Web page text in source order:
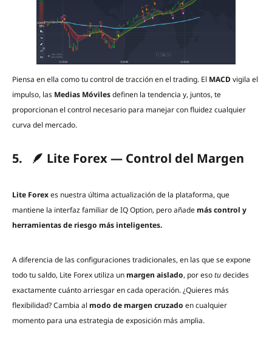
Piensa en ella como tu control de tracción en el trading. El MACD vigila el
impulso, las Medias Móvilesdefinen la tendencia y, juntos, te
proporcionan el control necesario para manejar con fluidez cualquier
curva del mercado.
5. 🪶 Lite Forex — Control del Margen
Lite Forexes nuestra última actualización de la plataforma, que
mantiene la interfaz familiar de IQ Option, pero añademás control y
herramientas de riesgo más inteligentes.
A diferencia de las configuraciones tradicionales, en las que se expone
todo tu saldo, Lite Forex utiliza unmargen aislado, por esotudecides
exactamente cuánto arriesgar en cada operación. ¿Quieres más
flexibilidad? Cambia al modo de margen cruzado en cualquier
momento para una estrategia de exposición más amplia.